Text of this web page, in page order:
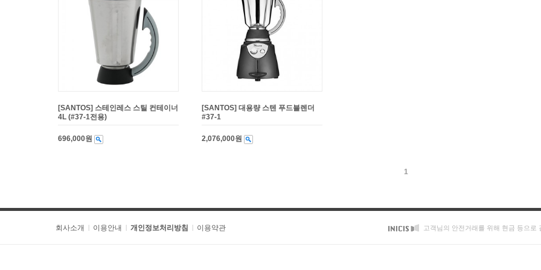
[SANTOS] 스테인레스 스틸 컨테이너
4L (#37-1전용)
696,000원
[SANTOS] 대용량 스텐 푸드블렌더
#37-1
2,076,000원
1
회사소개 이용안내 개인정보처리방침 이용약관 고객님의 안전거래를 위해 현금 등으로